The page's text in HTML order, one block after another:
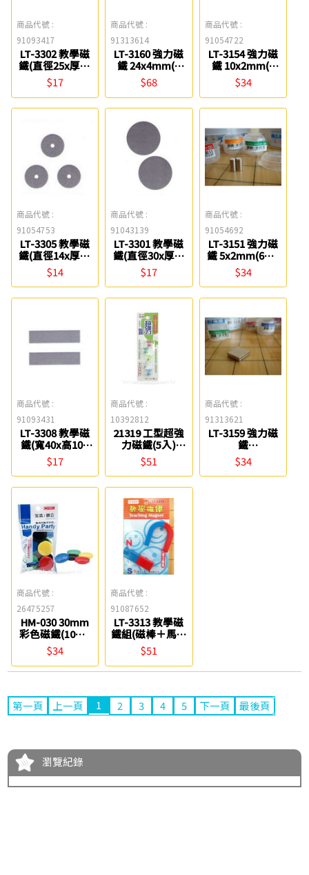
商品代號 :
91093417
LT-3302 教學磁
鐵(直徑25x厚度
5mmx2個) 雷鳥
$17
商品代號 :
91313614
LT-3160 強力磁
鐵 24x4mm(1
入) 雷鳥
$68
商品代號 :
91054722
LT-3154 強力磁
鐵 10x2mm(3
入) 雷鳥
$34
商品代號 :
91054753
LT-3305 教學磁
鐵(直徑14x厚度
5mmx3個) 雷鳥
$14
商品代號 :
91043139
LT-3301 教學磁
鐵(直徑30x厚度
5mmx2個) 雷鳥
$17
商品代號 :
91054692
LT-3151 強力磁
鐵 5x2mm(6入)
雷鳥
$34
商品代號 :
91093431
LT-3308 教學磁
鐵(寬40x高10x
厚度7mmx2個)
雷鳥
$17
商品代號 :
10392812
21319 工型超強
力磁鐵(5入)
Success
$51
商品代號 :
91313621
LT-3159 強力磁
鐵
15x15x2.5mm(1
入) 雷鳥
$34
商品代號 :
26475257
HM-030 30mm
彩色磁鐵(10入)
COX
$34
商品代號 :
91087652
LT-3313 教學磁
鐵組(磁棒＋馬蹄
磁鐵) 雷鳥
$51
第一頁 上一頁 1 2 3 4 5 下一頁 最後頁
瀏覽紀錄